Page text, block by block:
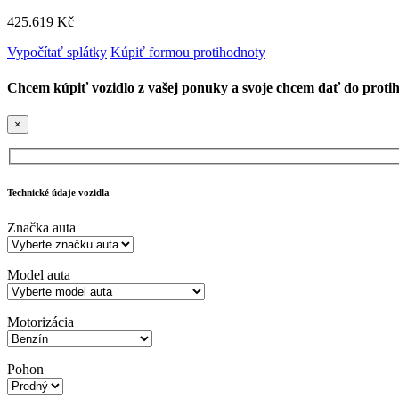
425.619 Kč
Vypočítať splátky Kúpiť formou protihodnoty
Chcem kúpiť vozidlo z vašej ponuky a svoje chcem dať do
×
Technické údaje vozidla
Značka auta
Model auta
Motorizácia
Pohon